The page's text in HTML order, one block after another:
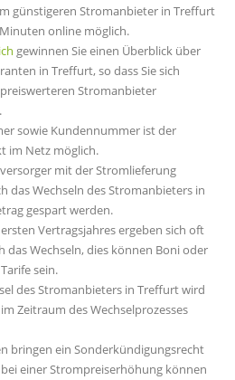
günstigeren Stromanbieter in Treffurt
online möglich.
gewinnen Sie einen Überblick über
in Treffurt, so dass Sie sich
Stromanbieter
sowie Kundennummer ist der
im Netz möglich.
mit der Stromlieferung
das Wechseln des Stromanbieters in
gespart werden.
Vertragsjahres ergeben sich oft
das Wechseln, dies können Boni oder
sein.
des Stromanbieters in Treffurt wird
Zeitraum des Wechselprozesses
bringen ein Sonderkündigungsrecht
einer Strompreiserhöhung können